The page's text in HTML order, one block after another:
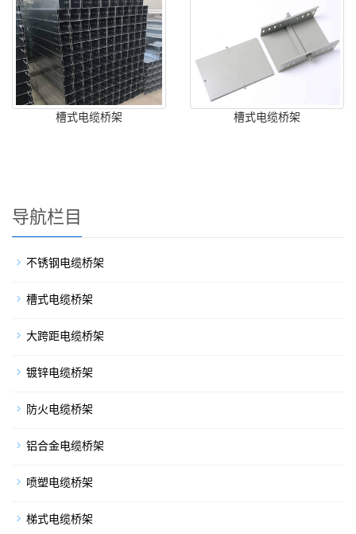
槽式电缆桥架 槽式电缆桥架
导航栏目
不锈钢电缆桥架
槽式电缆桥架
大跨距电缆桥架
镀锌电缆桥架
防火电缆桥架
铝合金电缆桥架
喷塑电缆桥架
梯式电缆桥架